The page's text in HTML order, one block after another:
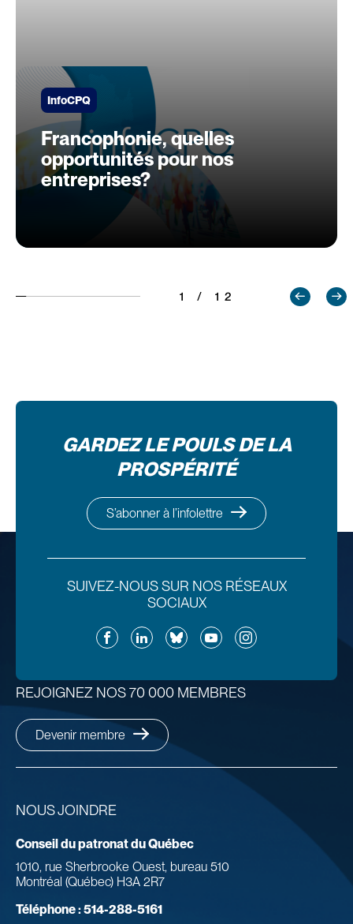
InfoCPQ
Francophonie, quelles
opportunités pour nos
entreprises?
1 / 12
GARDEZ LE POULS DE LA
PROSPÉRITÉ
S’abonner à l’infolettre
SUIVEZ-NOUS SUR NOS RÉSEAUX
SOCIAUX
FacebookLinkedInBlueskyYouTubeInstagram
NOUS JOINDRE
Conseil du patronat du Québec
1010, rue Sherbrooke Ouest, bureau 510
Montréal (Québec) H3A 2R7
Téléphone :514-288-5161
REJOIGNEZ NOS 70 000 MEMBRES
Devenir membre